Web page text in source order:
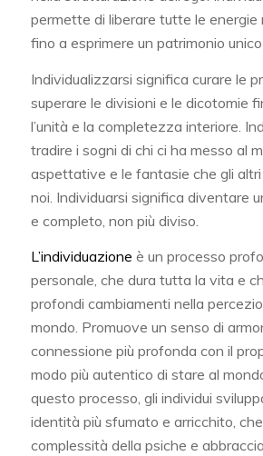
permette di liberare tutte le energie
fino a esprimere un patrimonio
Individualizzarsi significa curare le
superare le divisioni e le dicotomie
l’unità e la completezza interiore.
tradire i sogni di chi ci ha messo al
aspettative e le fantasie che gli
noi. Individuarsi significa diventare
e completo, non più diviso.
L’individuazione è un processo
personale, che dura tutta la vita e
profondi cambiamenti nella
mondo. Promuove un senso di
connessione più profonda con il
modo più autentico di stare al
questo processo, gli individui
identità più sfumato e arricchito,
complessità della psiche e